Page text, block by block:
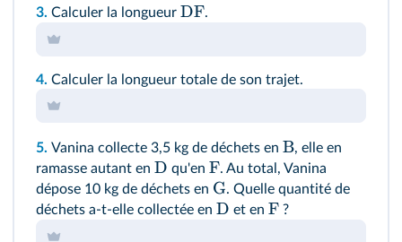
3. Calculer la longueur DF.
4. Calculer la longueur totale de son trajet.
5. Vanina collecte 3,5 kg de déchets en B, elle en
ramasse autant en D qu'en F. Au total, Vanina
dépose 10 kg de déchets en G. Quelle quantité de
déchets a‑t‑elle collectée en D et en F ?